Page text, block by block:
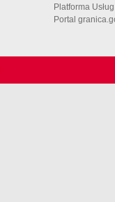
Platforma
Portal